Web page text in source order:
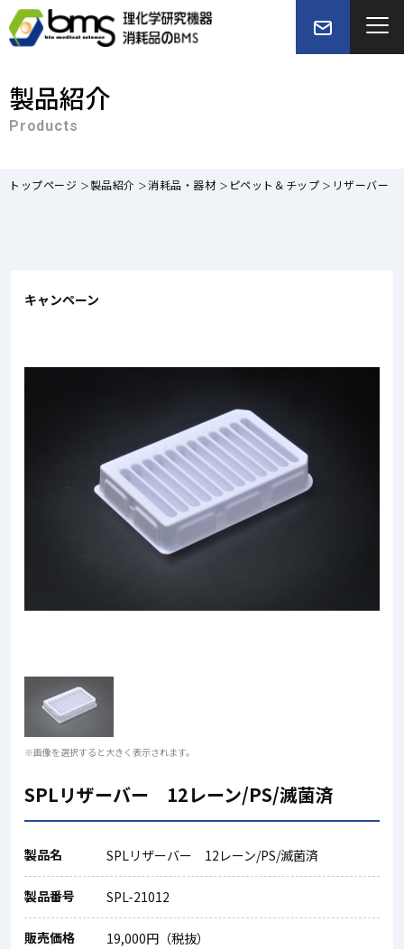
製品紹介
Products
トップページ 製品紹介 消耗品・器材 ピペット＆チップ リザーバー
キャンペーン
※画像を選択すると大きく表示されます。
SPLリザーバー 12レーン/PS/滅菌済
製品名 SPLリザーバー 12レーン/PS/滅菌済
製品番号 SPL-21012
販売価格 19,000円（税抜）